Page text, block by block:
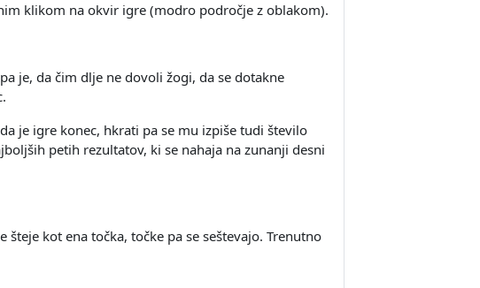
klikom na okvir igre (modro področje z oblakom).
je, da čim dlje ne dovoli žogi, da se dotakne
je igre konec, hkrati pa se mu izpiše tudi število
petih rezultatov, ki se nahaja na zunanji desni
kot ena točka, točke pa se seštevajo. Trenutno